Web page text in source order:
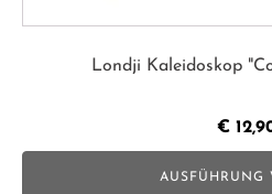
Londji Kaleidoskop
€
AUSFÜHRUNG